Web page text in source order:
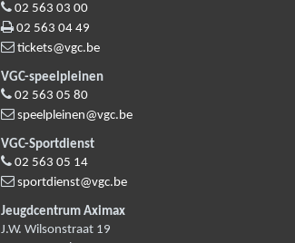
02 563 03 00
02 563 04 49
tickets@vgc.be
VGC-speelpleinen
02 563 05 80
speelpleinen@vgc.be
VGC-Sportdienst
02 563 05 14
sportdienst@vgc.be
Jeugdcentrum Aximax
J.W. Wilsonstraat 19